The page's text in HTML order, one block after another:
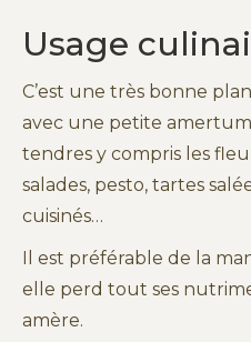
Usage
C’est une très bonne
avec une petite
tendres y compris les
salades, pesto, tartes
cuisinés…
Il est préférable de la
elle perd tout ses
amère.